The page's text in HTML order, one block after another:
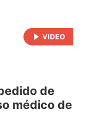
de
médico de